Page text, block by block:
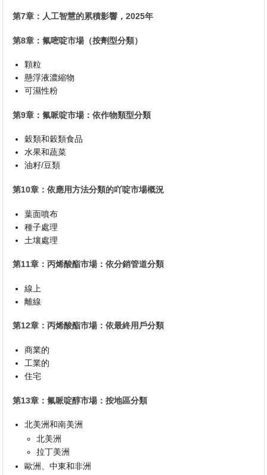
第7章：人工智慧的累積影響，2025年
第8章：氟嘧啶市場（按劑型分類）
顆粒
懸浮液濃縮物
可濕性粉
第9章：氟哌啶市場：依作物類型分類
穀類和穀類食品
水果和蔬菜
油籽/豆類
第10章：依應用方法分類的吖啶市場概況
葉面噴布
種子處理
土壤處理
第11章：丙烯酸酯市場：依分銷管道分類
線上
離線
第12章：丙烯酸酯市場：依最終用戶分類
商業的
工業的
住宅
第13章：氟哌啶醇市場：按地區分類
北美洲和南美洲
北美洲
拉丁美洲
歐洲、中東和非洲